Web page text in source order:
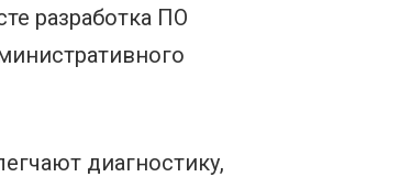
разработка ПО
диагностику,